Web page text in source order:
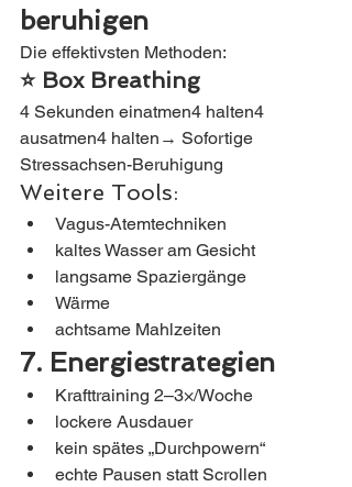
beruhigen
Die effektivsten Methoden:
⭐ Box Breathing
4 Sekunden einatmen4 halten4
ausatmen4 halten→ Sofortige
Stressachsen-Beruhigung
Weitere Tools:
Vagus-Atemtechniken
kaltes Wasser am Gesicht
langsame Spaziergänge
Wärme
achtsame Mahlzeiten
7. Energiestrategien
Krafttraining 2–3×/Woche
lockere Ausdauer
kein spätes „Durchpowern“
echte Pausen statt Scrollen